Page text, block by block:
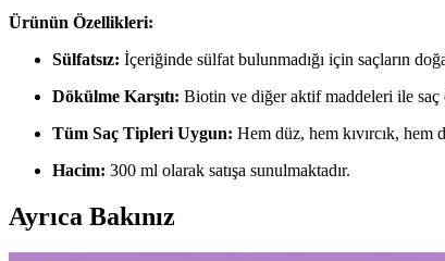
Ürünün Özellikleri:
Sülfatsız: İçeriğinde sülfat bulunmadığı için saçların
Dökülme Karşıtı: Biotin ve diğer aktif maddeleri ile saç
Tüm Saç Tipleri Uygun: Hem düz, hem kıvırcık,
Hacim: 300 ml olarak satışa sunulmaktadır.
Ayrıca Bakınız